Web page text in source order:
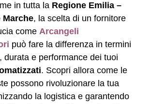
in tutta la Regione Emilia –
Marche, la scelta di un fornitore
come Arcangeli
può fare la differenza in termini
durata e performance dei tuoi
. Scopri allora come le
possono rivoluzionare la tua
la logistica e garantendo